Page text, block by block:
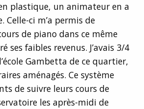
plastique, un animateur en a
Celle-ci m’a permis de
de piano dans ce même
ses faibles revenus. J’avais 3/4
Gambetta de ce quartier,
aménagés. Ce système
de suivre leurs cours de
les après-midi de